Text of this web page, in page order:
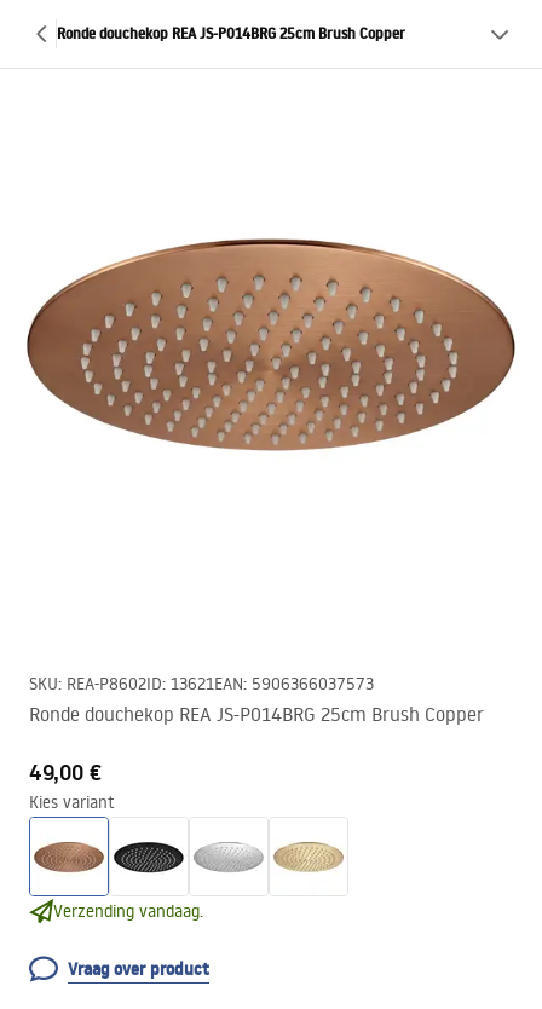
Ronde douchekop REA JS-P014BRG 25cm Brush Copper
SKU: REA-P8602ID: 13621EAN: 5906366037573
Ronde douchekop REA JS-P014BRG 25cm Brush Copper
49,00 €
Kies variant
Verzending vandaag.
Vraag over product